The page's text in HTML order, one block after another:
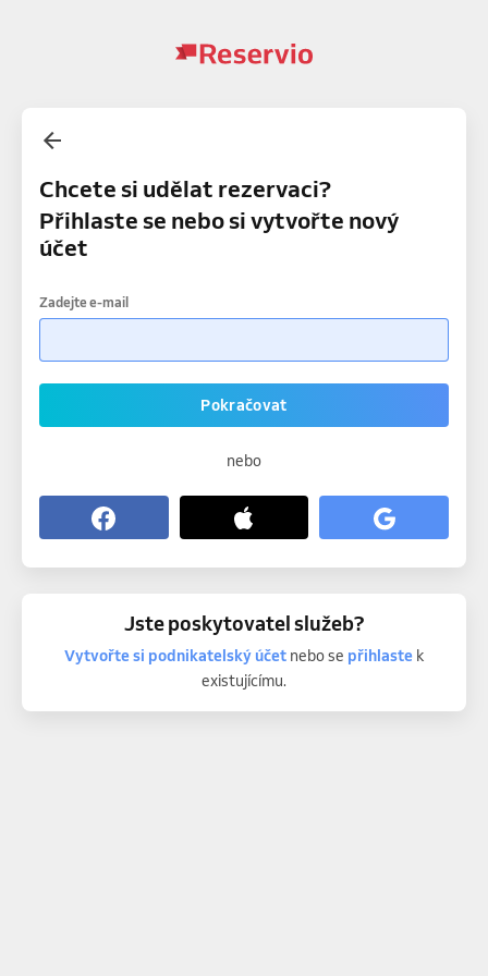
Chcete si udělat rezervaci?
Přihlaste se nebo si vytvořte nový
účet
Zadejte e-mail
Pokračovat
nebo
Jste poskytovatel služeb?
Vytvořte si podnikatelský účetnebo se přihlastek
existujícímu.